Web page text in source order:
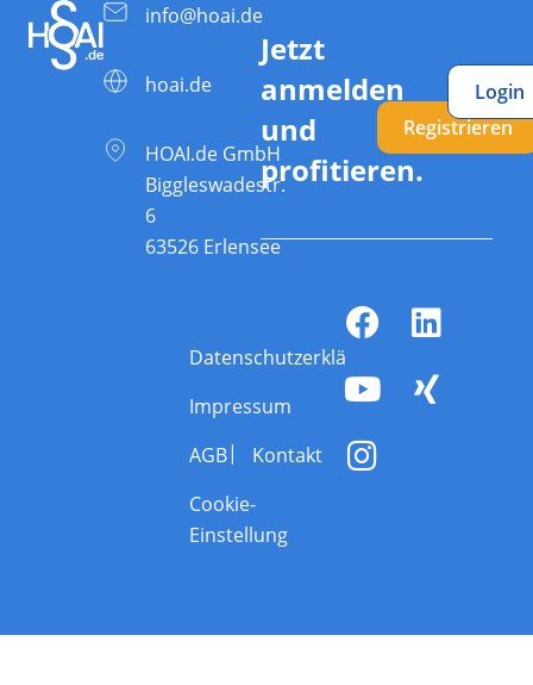
info@hoai.de
hoai.de
HOAI.de GmbH
Biggleswadestr.
6
63526 Erlensee
Jetzt
anmelden
und
profitieren.
Registrieren
Login
Datenschutzerklärung
Impressum
AGB
Kontakt
Cookie-
Einstellung